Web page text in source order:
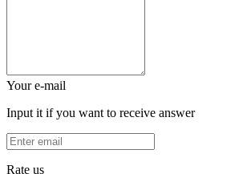
Your e-mail
Input it if you want to receive answer
Rate us